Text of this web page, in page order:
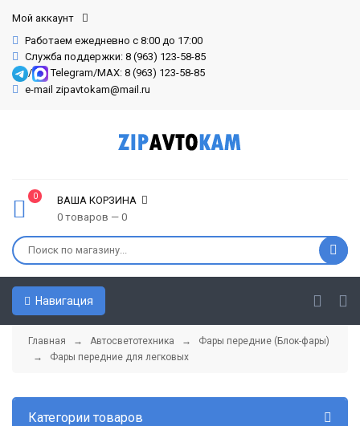
Мой аккаунт
Работаем ежедневно с 8:00 до 17:00
Служба поддержки: 8 (963) 123-58-85
/
Telegram/MAX: 8 (963) 123-58-85
e-mail zipavtokam@mail.ru
0
ВАША КОРЗИНА
0 товаров — 0
Навигация
Главная → Автосветотехника → Фары передние (Блок-фары)
→ Фары передние для легковых
Категории товаров